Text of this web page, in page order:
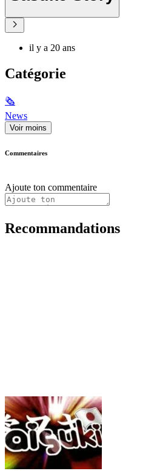
il y a 20 ans
Catégorie
🗞
News
Voir moins
Commentaires
Ajoute ton commentaire
Recommandations